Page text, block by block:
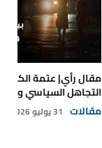
مقال رأي| عتمة
التجاهل السياسي
مقالات 31 يوليو 2026